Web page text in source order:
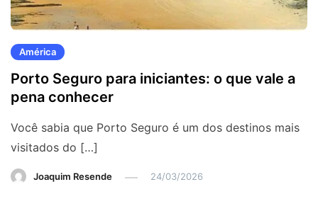
América
Porto Seguro para iniciantes: o que vale a
pena conhecer
Você sabia que Porto Seguro é um dos destinos mais
visitados do […]
Joaquim Resende 24/03/2026